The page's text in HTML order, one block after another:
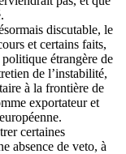
discutable, le
et certains faits,
étrangère de
de l’instabilité,
à la frontière de
exportateur et
certaines
absence de veto, à